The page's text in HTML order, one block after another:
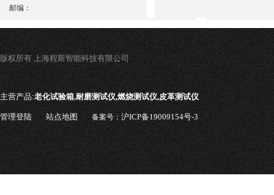
邮编：
版权所有 上海程斯智能科技有限公司
主营产品:老化试验箱,耐磨测试仪,燃烧测试仪,皮革测试仪
管理登陆 站点地图 备案号：沪ICP备19009154号-3